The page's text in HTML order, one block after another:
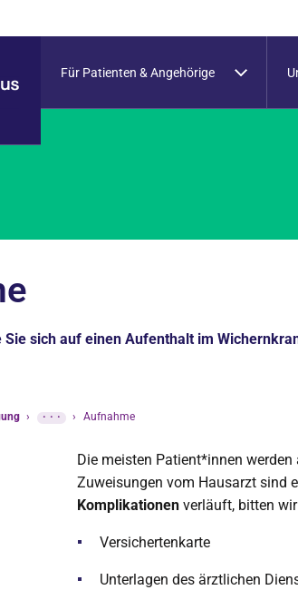
Für Patienten & Angehörige
Sie sich auf einen Aufenthalt im
› ··· › Aufnahme
Die meisten Patient*innen
Zuweisungen vom Hausarzt sind
Komplikationen verläuft, bitten
Versichertenkarte
Unterlagen des ärztlichen